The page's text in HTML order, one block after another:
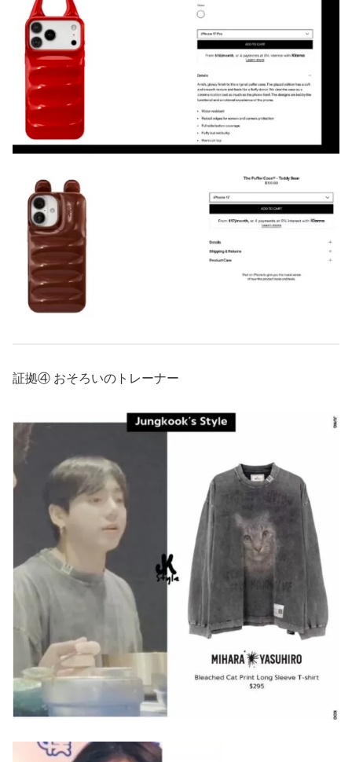
証拠④ おそろいのトレーナー